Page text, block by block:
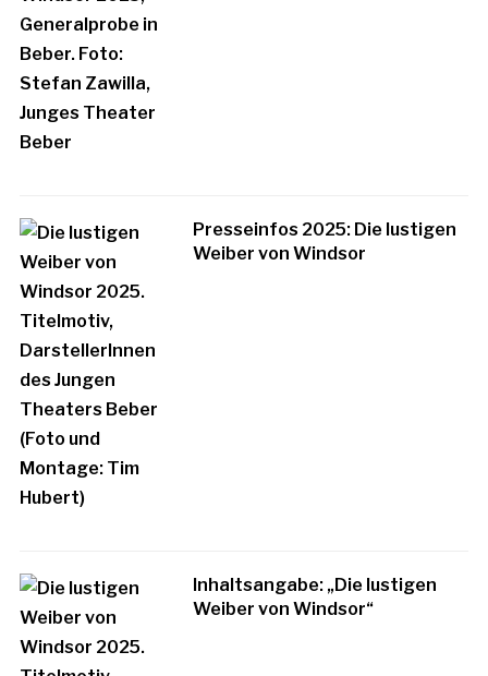
Presseinfos 2025: Die lustigen
Weiber von Windsor
Inhaltsangabe: „Die lustigen
Weiber von Windsor“